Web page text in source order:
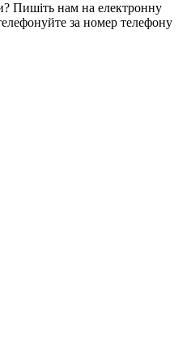
Пишіть нам на електронну
за номер телефону